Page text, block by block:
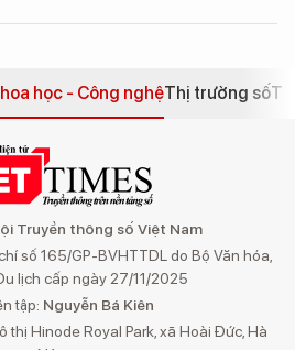
học - Công nghệThị trường số
Truyền thông số Việt Nam
số 165/GP-BVHTTDL do Bộ Văn hóa,
lịch cấp ngày 27/11/2025
tập: Nguyễn Bá Kiên
thị Hinode Royal Park, xã Hoài Đức, Hà